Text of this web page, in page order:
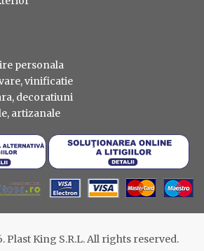
personala
vinificatie
decoratiuni
artizanale
Plast King S.R.L. All rights reserved.